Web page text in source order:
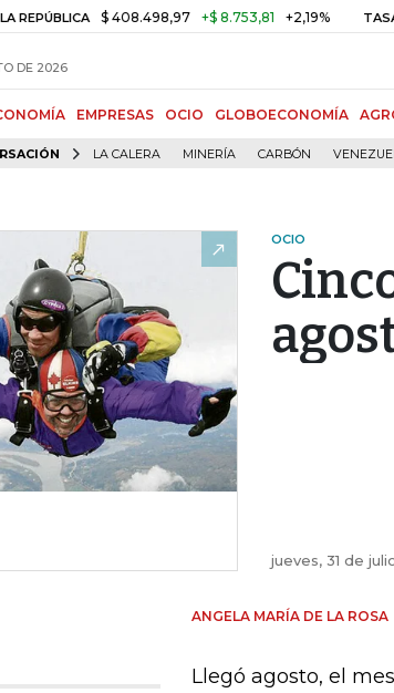
$ 408.498,97 +$ 8.753,81 +2,19% TASA DE
DE 2026
EMPRESAS OCIO GLOBOECONOMÍA
LA CALERA MINERÍA CARBÓN
OCIO
jueves, 31 de
ANGELA MARÍA DE LA ROSA
Llegó agosto, el